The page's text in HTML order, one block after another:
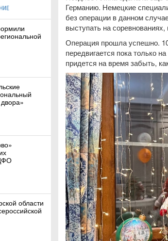
области
Германию. Немецкие
без операции в данном
выступать на
Операция прошла успешно.
передвигается пока только
придется на время забыть,